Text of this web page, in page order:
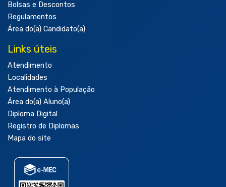
Bolsas e Descontos
Regulamentos
Área do(a) Candidato(a)
Links úteis
Atendimento
Localidades
Atendimento à População
Área do(a) Aluno(a)
Diploma Digital
Registro de Diplomas
Mapa do site